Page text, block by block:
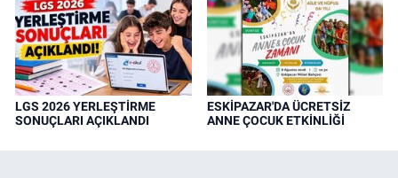
LGS 2026 YERLEŞTİRME
SONUÇLARI AÇIKLANDI
ESKİPAZAR'DA ÜCRETSİZ
ANNE ÇOCUK ETKİNLİĞİ